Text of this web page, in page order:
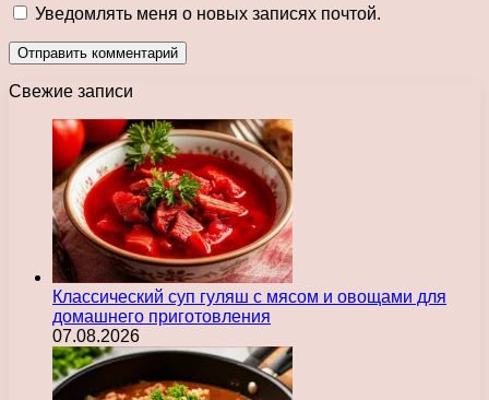
Уведомлять меня о новых записях почтой.
Свежие записи
Классический суп гуляш с мясом и овощами для
домашнего приготовления
07.08.2026